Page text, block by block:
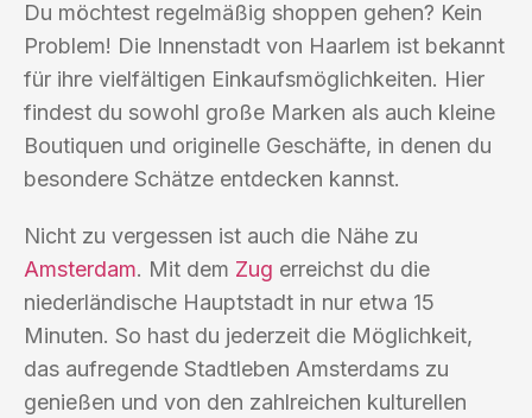
Du möchtest regelmäßig shoppen gehen? Kein
Problem! Die Innenstadt von Haarlem ist bekannt
für ihre vielfältigen Einkaufsmöglichkeiten. Hier
findest du sowohl große Marken als auch kleine
Boutiquen und originelle Geschäfte, in denen du
besondere Schätze entdecken kannst.
Nicht zu vergessen ist auch die Nähe zu
Amsterdam. Mit dem Zug erreichst du die
niederländische Hauptstadt in nur etwa 15
Minuten. So hast du jederzeit die Möglichkeit,
das aufregende Stadtleben Amsterdams zu
genießen und von den zahlreichen kulturellen